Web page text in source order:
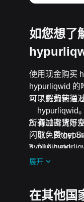
如您想了
使用现金购买
hypurliqwid 的
可以免费获得
了解如何通
hypurliqwid。
通过邀请好
取免费
加入
和活动
所有加密货币
闪兑、Bitget
hypurliqwid。
展开
在其他国